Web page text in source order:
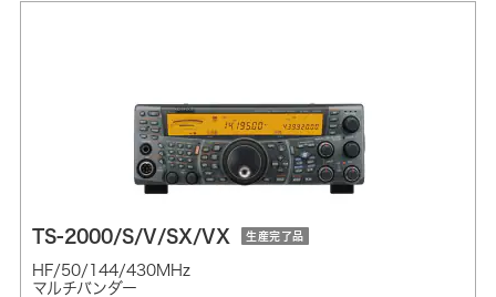
TS-2000/S/V/SX/VX 生産完了品
HF/50/144/430MHz
マルチバンダー